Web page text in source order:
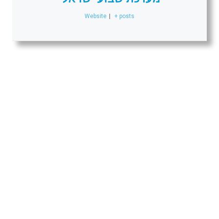
Website | + posts